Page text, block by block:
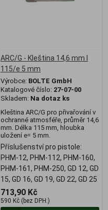
ARC/G - Kleština 14,6 mm l
115/e 5 mm
Výrobce: BOLTE GmbH
Katalogové číslo: 27-07-00
Skladem: Na dotaz ks
Kleština ARC/G pro přivařování v
ochranné atmosféře, průměr 14,6
mm. Délka 115 mm, hloubka
uložení e= 5 mm.
Příslušenství pro pistole:
PHM-12, PHM-112, PHM-160,
PHM-161, PHM-250, GD 12, GD
15, GD 16, GD 19, GD 22, GD 25
713,90 Kč
590 Kč (bez DPH:)